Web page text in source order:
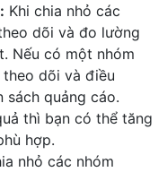
Khi chia nhỏ các
dõi và đo lường
Nếu có một nhóm
dõi và điều
sách quảng cáo.
thì bạn có thể tăng
hợp.
nhỏ các nhóm